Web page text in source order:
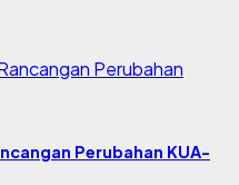
Perubahan KUA-